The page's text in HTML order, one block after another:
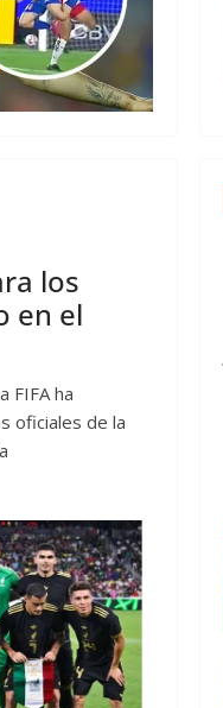
los
en el
FIFA ha
oficiales de la